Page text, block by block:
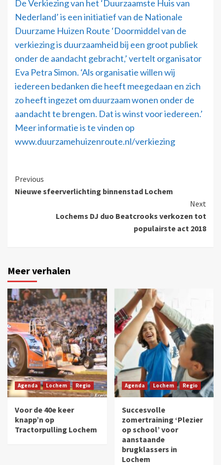
De Verkiezing van het ‘Duurzaamste Huis van
Nederland’ is een initiatief van de Nationale
Duurzame Huizen Route ‘Doormiddel van de
verkiezing is duurzaamheid bij een groot publiek
onder de aandacht gebracht,’ vertelt organisator
Eva Petra Simon. ‘Als organisatie willen wij
iedereen bedanken die heeft meegedaan en zich
zo heeft ingezet om duurzaam wonen onder de
aandacht te brengen. Dat is winst voor iedereen.’
Meer informatie is te vinden op
www.duurzamehuizenroute.nl/verkiezing
Previous
Nieuwe sfeerverlichting binnenstad Lochem
Next
Lochems DJ duo Beatcrooks verkozen tot
populairste act 2018
Meer verhalen
Agenda Lochem Regio
Voor de 40e keer
knapp’n op
Tractorpulling Lochem
Agenda Lochem Regio
Succesvolle
zomertraining ‘Plezier
op school’ voor
aanstaande
brugklassers in
Lochem